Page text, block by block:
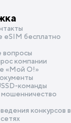
eSIM бесплатно
вопросы
компании
«Mой О!»
команды
конкурсов в